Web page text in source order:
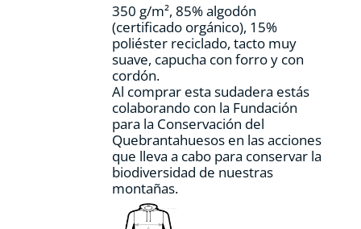
350 g/m², 85% algodón
(certificado orgánico), 15%
poliéster reciclado, tacto muy
suave, capucha con forro y con
cordón.
Al comprar esta sudadera estás
colaborando con la Fundación
para la Conservación del
Quebrantahuesos en las acciones
que lleva a cabo para conservar la
biodiversidad de nuestras
montañas.